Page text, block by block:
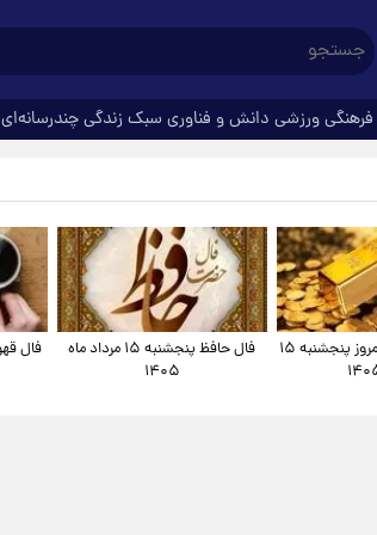
فرهنگیورزشی دانش و فناوری سبک زندگیچندرسانه‌ای
قیمت طلا و سکه امروز پنجشنبه ۱۵
فال حافظ پنجشنبه ۱۵ مرداد ماه
۱۴۰۵